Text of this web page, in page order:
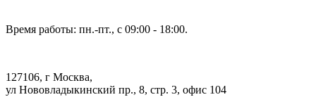
Время работы: пн.-пт., с 09:00 - 18:00.
127106, г Москва,
ул Нововладыкинский пр., 8, стр. 3, офис 104